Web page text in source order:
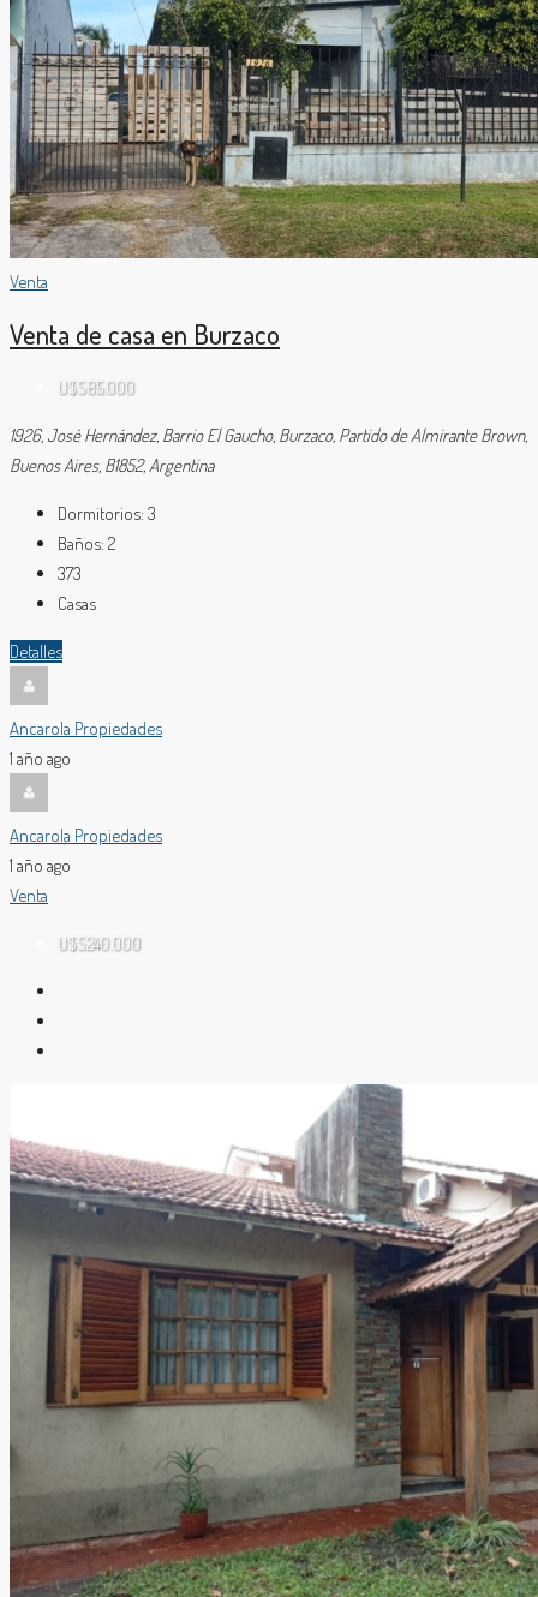
Venta
Venta de casa en Burzaco
U$S85.000
1926, José Hernández, Barrio El Gaucho, Burzaco, Partido de Almirante Brown,
Buenos Aires, B1852, Argentina
Dormitorios: 3
Baños: 2
373
Casas
Detalles
Ancarola Propiedades
1 año ago
Ancarola Propiedades
1 año ago
Venta
U$S240.000